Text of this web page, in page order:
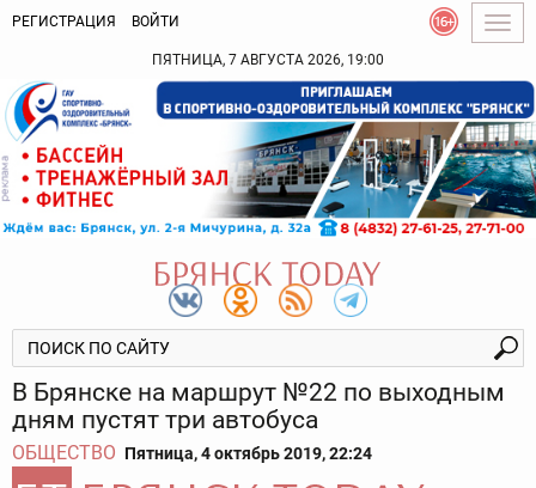
РЕГИСТРАЦИЯ ВОЙТИ
ПЯТНИЦА, 7 АВГУСТА 2026, 19:00
В Брянске на маршрут №22 по выходным
дням пустят три автобуса
ОБЩЕСТВО Пятница, 4 октябрь 2019, 22:24